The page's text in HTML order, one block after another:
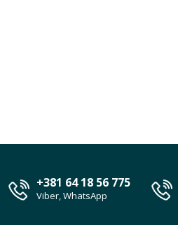
+381 64 18 56 775
Viber, WhatsApp